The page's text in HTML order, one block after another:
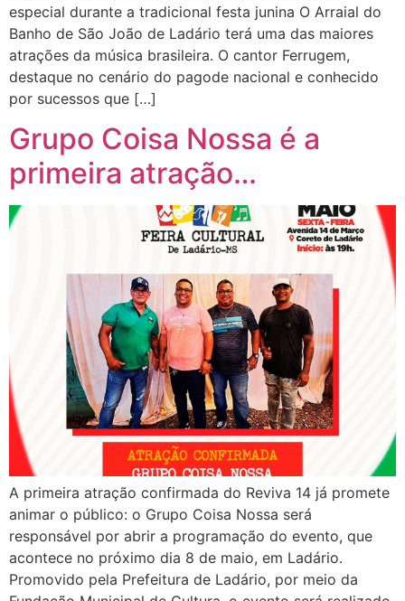
especial durante a tradicional festa junina O Arraial do
Banho de São João de Ladário terá uma das maiores
atrações da música brasileira. O cantor Ferrugem,
destaque no cenário do pagode nacional e conhecido
por sucessos que […]
Grupo Coisa Nossa é a
primeira atração…
A primeira atração confirmada do Reviva 14 já promete
animar o público: o Grupo Coisa Nossa será
responsável por abrir a programação do evento, que
acontece no próximo dia 8 de maio, em Ladário.
Promovido pela Prefeitura de Ladário, por meio da